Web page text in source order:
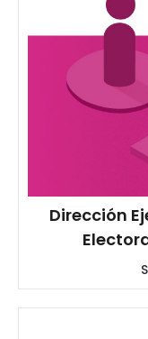
Dirección